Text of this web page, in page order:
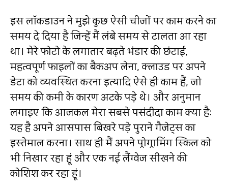
इस लॉकडाउन ने मुझे कुछ ऐसी चीजों पर काम करने का
समय दे दिया है जिन्हें मैं लंबे समय से टालता आ रहा
था। मेरे फोटो के लगातार बढ़ते भंडार की छंटाई,
महत्वपूर्ण फाइलों का बैकअप लेना, क्लाउड पर अपने
डेटा को व्यवस्थित करना इत्यादि ऐसे ही काम हैं, जो
समय की कमी के कारण अटके पड़े थे। और अनुमान
लगाइए कि आजकल मेरा सबसे पसंदीदा काम क्या हैः
यह है अपने आसपास बिखरे पड़े पुराने गैजेट्स का
इस्तेमाल करना। साथ ही मैं अपने प्रोग्रामिंग स्किल को
भी निखार रहा हूं और एक नई लैंग्वेज सीखने की
कोशिश कर रहा हूं।